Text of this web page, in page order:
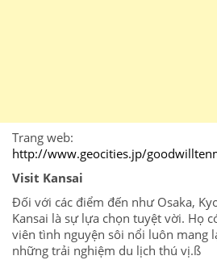
Trang web:
http://www.geocities.jp/
Visit Kansai
Đối với các điểm đến nhưOsaka,
Kansai là sự lựa chọn tuyệt vời. Họ
viên tình nguyện sôi nổi luôn mang
những trải nghiệm du lịch thú vị.ß